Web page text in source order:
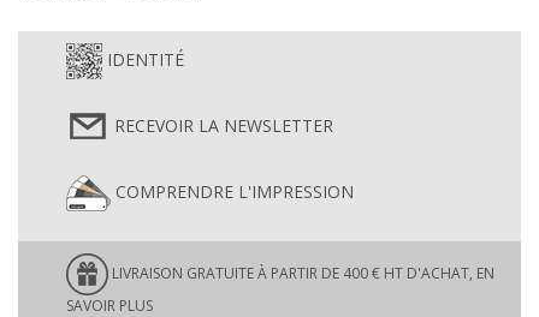
IDENTITÉ
RECEVOIR LA NEWSLETTER
COMPRENDRE L'IMPRESSION
LIVRAISON GRATUITE À PARTIR DE 400 € HT D'ACHAT, EN
SAVOIR PLUS